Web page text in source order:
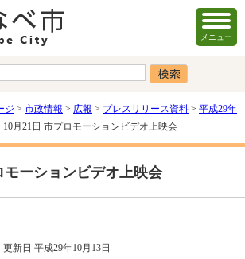
メニュー
ジ > 市政情報 > 広報 > プレスリリース資料 > 平成29年
10月21日 市プロモーションビデオ上映会
モーションビデオ上映会
新日 平成29年10月13日